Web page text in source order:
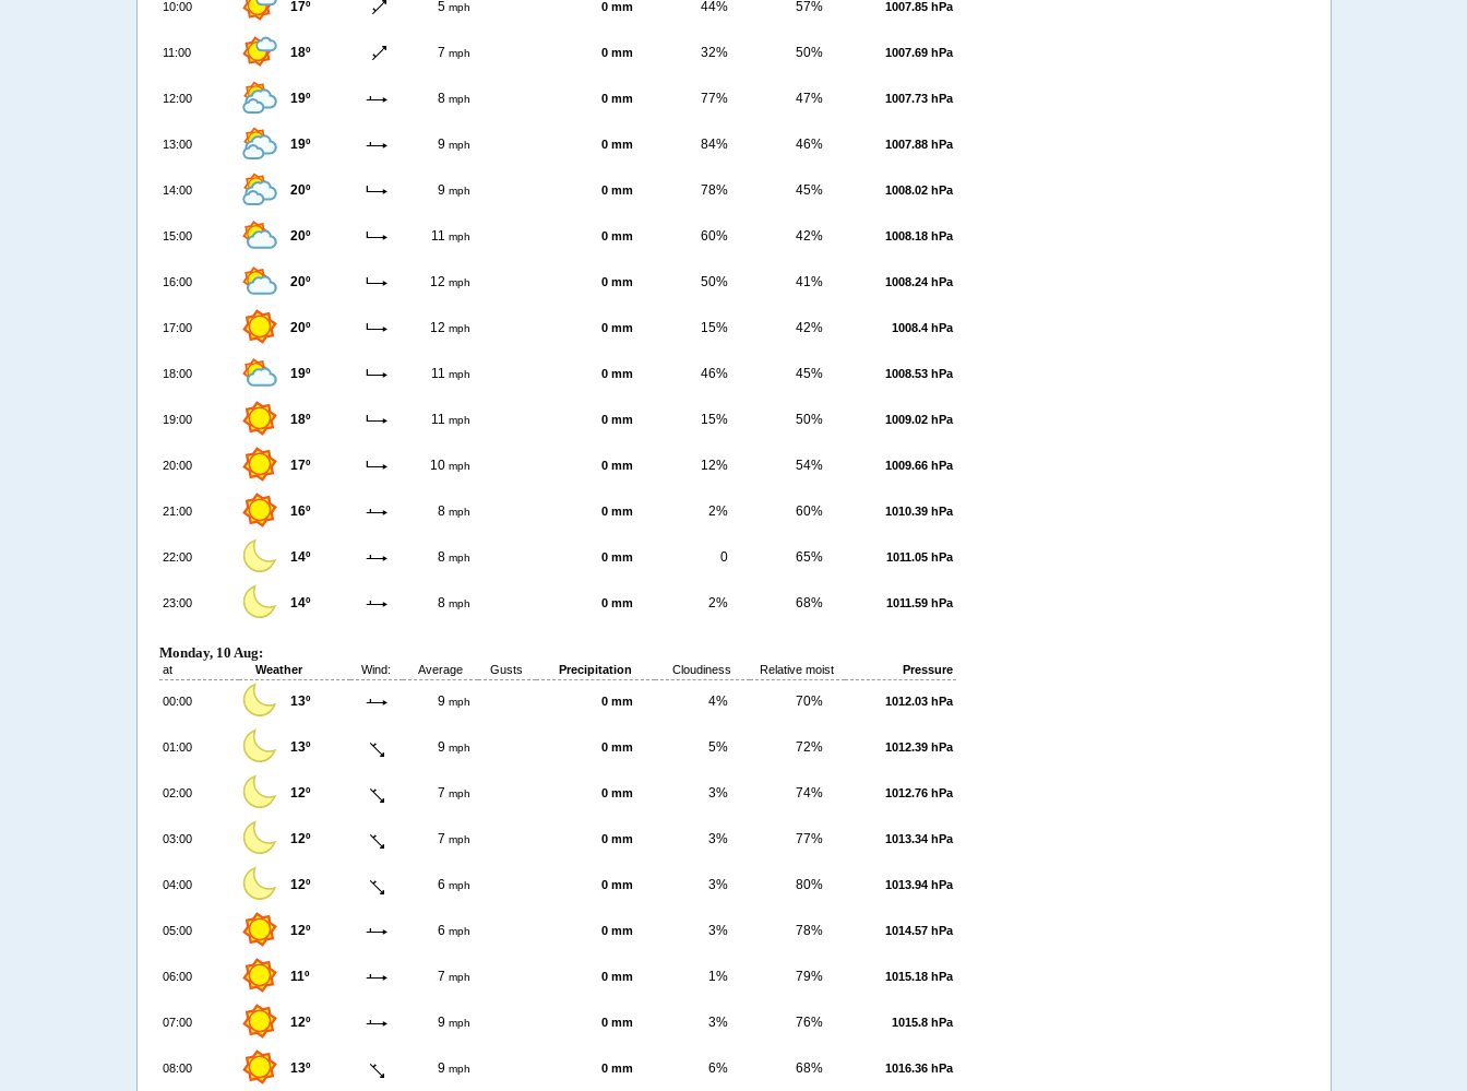
10:00 17º 5 mph 0 mm 44% 57% 1007.85 hPa
11:00 18º 7 mph 0 mm 32% 50% 1007.69 hPa
12:00 19º 8 mph 0 mm 77% 47% 1007.73 hPa
13:00 19º 9 mph 0 mm 84% 46% 1007.88 hPa
14:00 20º 9 mph 0 mm 78% 45% 1008.02 hPa
15:00 20º 11 mph 0 mm 60% 42% 1008.18 hPa
16:00 20º 12 mph 0 mm 50% 41% 1008.24 hPa
17:00 20º 12 mph 0 mm 15% 42% 1008.4 hPa
18:00 19º 11 mph 0 mm 46% 45% 1008.53 hPa
19:00 18º 11 mph 0 mm 15% 50% 1009.02 hPa
20:00 17º 10 mph 0 mm 12% 54% 1009.66 hPa
21:00 16º 8 mph 0 mm 2% 60% 1010.39 hPa
22:00 14º 8 mph 0 mm 0 65% 1011.05 hPa
23:00 14º 8 mph 0 mm 2% 68% 1011.59 hPa
Monday, 10 Aug:
at Weather Wind: Average Gusts Precipitation Cloudiness Relative moist Pressure
00:00 13º 9 mph 0 mm 4% 70% 1012.03 hPa
01:00 13º 9 mph 0 mm 5% 72% 1012.39 hPa
02:00 12º 7 mph 0 mm 3% 74% 1012.76 hPa
03:00 12º 7 mph 0 mm 3% 77% 1013.34 hPa
04:00 12º 6 mph 0 mm 3% 80% 1013.94 hPa
05:00 12º 6 mph 0 mm 3% 78% 1014.57 hPa
06:00 11º 7 mph 0 mm 1% 79% 1015.18 hPa
07:00 12º 9 mph 0 mm 3% 76% 1015.8 hPa
08:00 13º 9 mph 0 mm 6% 68% 1016.36 hPa